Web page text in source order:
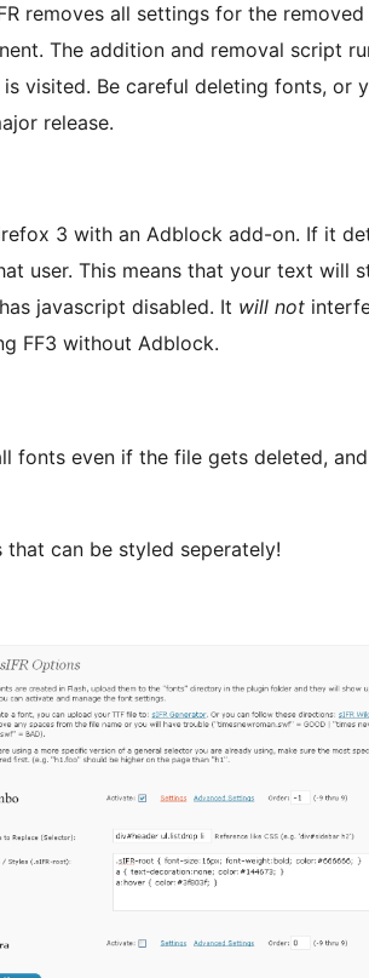
removes all settings for the
The addition and removal script
visited. Be careful deleting fonts, or
release.
3 with an Adblock add-on. If it
user. This means that your text will
javascript disabled. It will not
FF3 without Adblock.
fonts even if the file gets deleted, and
can be styled seperately!